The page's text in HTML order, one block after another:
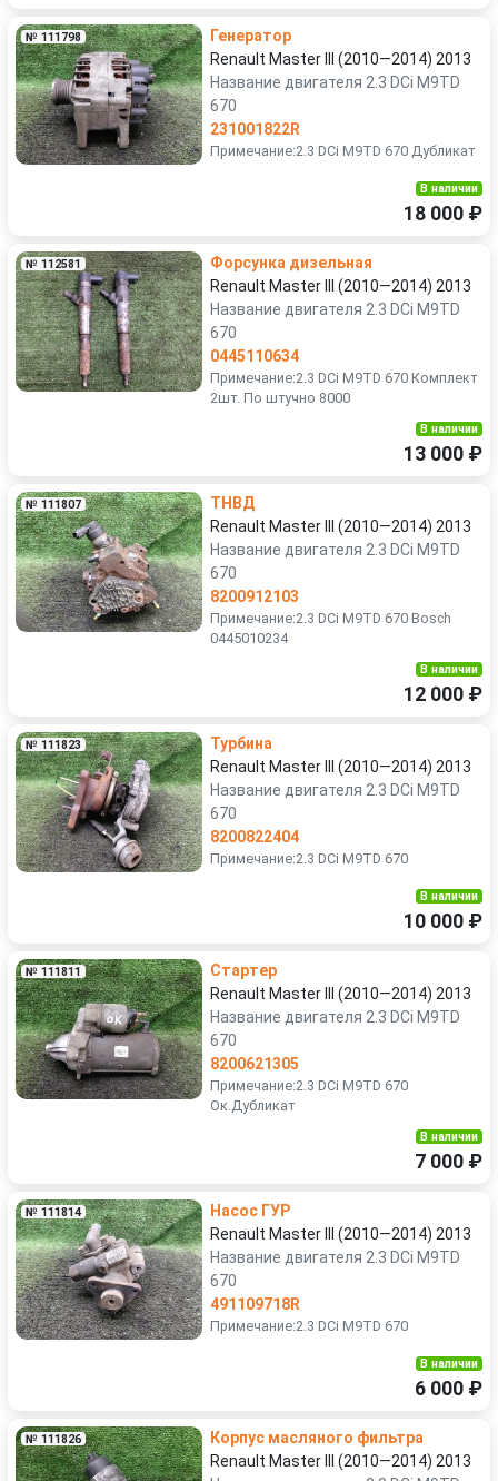
№ 111798
Генератор
Renault Master III (2010—2014) 2013
Название двигателя 2.3 DCi M9TD
670
231001822R
Примечание:2.3 DCi M9TD 670 Дубликат
В наличии
18 000 ₽
№ 112581
Форсунка дизельная
Renault Master III (2010—2014) 2013
Название двигателя 2.3 DCi M9TD
670
0445110634
Примечание:2.3 DCi M9TD 670 Комплект
2шт. По штучно 8000
В наличии
13 000 ₽
№ 111807
ТНВД
Renault Master III (2010—2014) 2013
Название двигателя 2.3 DCi M9TD
670
8200912103
Примечание:2.3 DCi M9TD 670 Bosch
0445010234
В наличии
12 000 ₽
№ 111823
Турбина
Renault Master III (2010—2014) 2013
Название двигателя 2.3 DCi M9TD
670
8200822404
Примечание:2.3 DCi M9TD 670
В наличии
10 000 ₽
№ 111811
Стартер
Renault Master III (2010—2014) 2013
Название двигателя 2.3 DCi M9TD
670
8200621305
Примечание:2.3 DCi M9TD 670
Ок.Дубликат
В наличии
7 000 ₽
№ 111814
Насос ГУР
Renault Master III (2010—2014) 2013
Название двигателя 2.3 DCi M9TD
670
491109718R
Примечание:2.3 DCi M9TD 670
В наличии
6 000 ₽
№ 111826
Корпус масляного фильтра
Renault Master III (2010—2014) 2013